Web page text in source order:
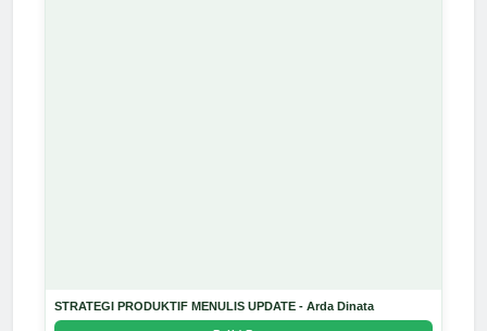
STRATEGI PRODUKTIF MENULIS UPDATE - Arda Dinata